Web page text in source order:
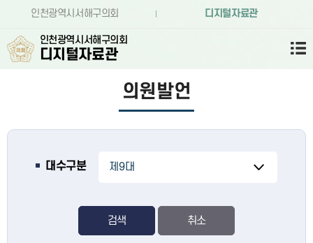
본문바로가기
인천광역시서해구의회 디지털자료관
인천광역시서해구의회
디지털자료관
의원발언
대수구분
검색